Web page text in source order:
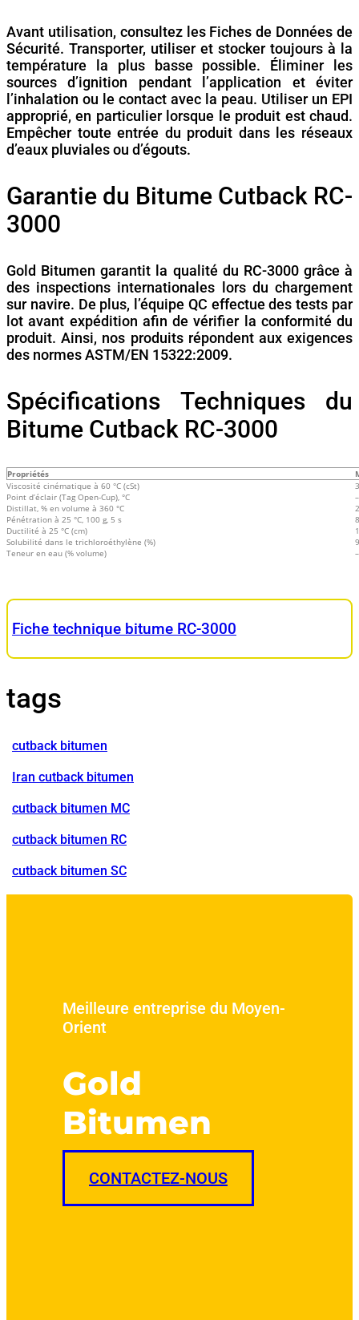
Avant utilisation, consultez les Fiches de Données de
Sécurité. Transporter, utiliser et stocker toujours à la
température la plus basse possible. Éliminer les
sources d’ignition pendant l’application et éviter
l’inhalation ou le contact avec la peau. Utiliser un EPI
approprié, en particulier lorsque le produit est chaud.
Empêcher toute entrée du produit dans les réseaux
d’eaux pluviales ou d’égouts.
Garantie du Bitume Cutback RC-
3000
Gold Bitumen garantit la qualité du RC-3000 grâce à
des inspections internationales lors du chargement
sur navire. De plus, l’équipe QC effectue des tests par
lot avant expédition afin de vérifier la conformité du
produit. Ainsi, nos produits répondent aux exigences
des normes ASTM/EN 15322:2009.
Spécifications Techniques du
Bitume Cutback RC-3000
Propriétés
Viscosité cinématique à 60 °C (cSt)
Point d’éclair (Tag Open-Cup), °C
–
Distillat, % en volume à 360 °C
Pénétration à 25 °C, 100 g, 5 s
Ductilité à 25 °C (cm)
Solubilité dans le trichloroéthylène (%)
Teneur en eau (% volume)
–
Fiche technique bitume RC-3000
tags
cutback bitumen
Iran cutback bitumen
cutback bitumen MC
cutback bitumen RC
cutback bitumen SC
Meilleure entreprise du Moyen-
Orient
Gold
Bitumen
CONTACTEZ-NOUS